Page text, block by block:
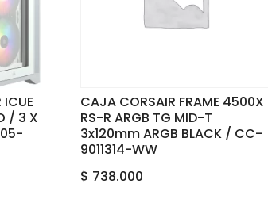
/ 3 X
CAJA CORSAIR FRAME 4500X
RS-R ARGB TG MID-T
3x120mm ARGB BLACK / CC-
9011314-WW
$ 738.000